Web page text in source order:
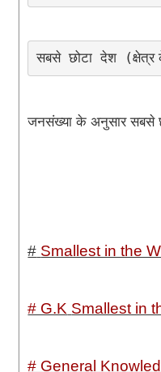
सबसे छोटा देश (
जनसंख्या के अनुसार सबसे
# Smallest in the
# G.K Smallest in
# General